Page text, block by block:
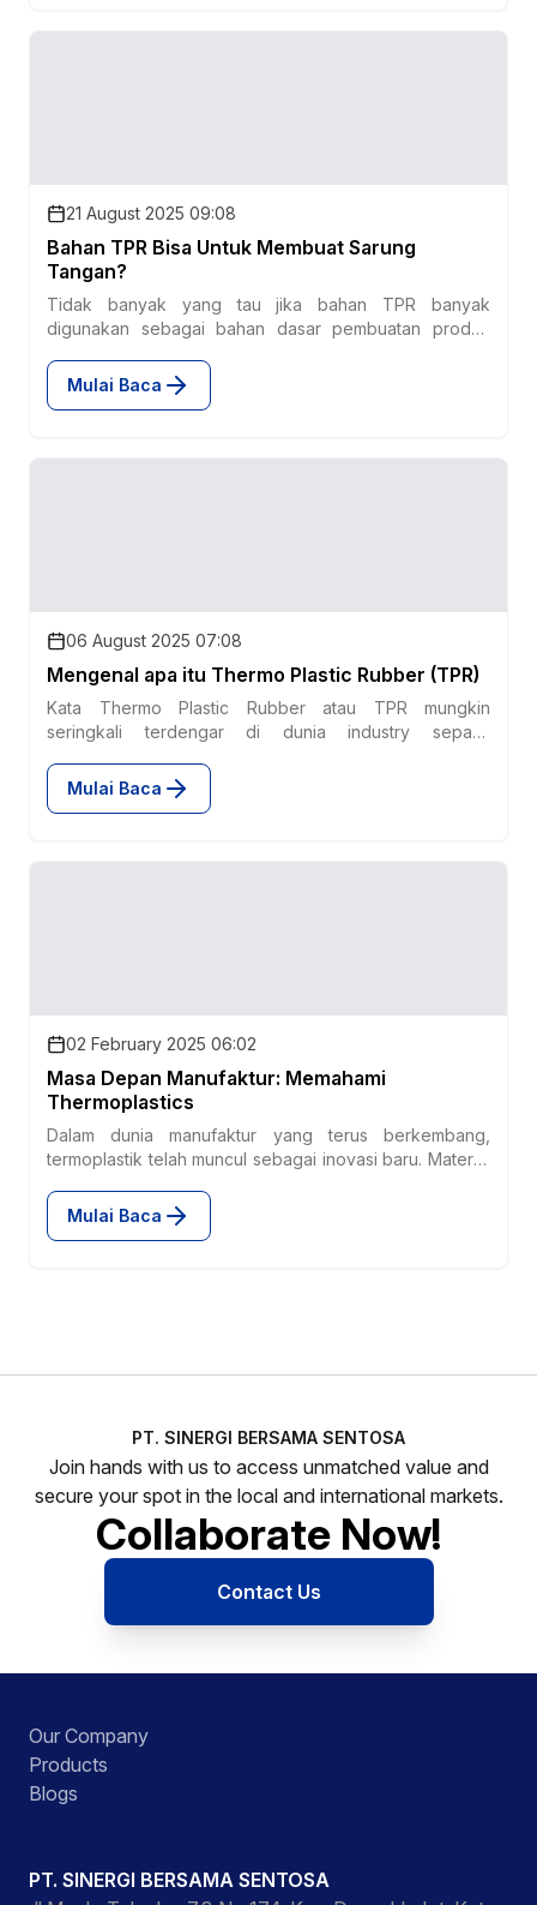
21 August 2025 09:08
Bahan TPR Bisa Untuk Membuat Sarung
Tangan?
Tidak banyak yang tau jika bahan TPR banyak
digunakan sebagai bahan dasar pembuatan produk
keamanan menggunakan bahan TPR? Simak artikel
berikut.
Mulai Baca
06 August 2025 07:08
Mengenal apa itu Thermo Plastic Rubber (TPR)
Kata Thermo Plastic Rubber atau TPR mungkin
seringkali terdengar di dunia industry sepatu.
adalah jenis bahan polimer yang memiliki sifat
termoplastik dan elastomerik. Banyak yang menyangka
Mulai Baca
02 February 2025 06:02
Masa Depan Manufaktur: Memahami
Thermoplastics
Dalam dunia manufaktur yang terus berkembang,
termoplastik telah muncul sebagai inovasi baru. Material
dibentuk, didaur ulang, dan menjadikannya bagian
integral dari berbagai industri, mulai dari otomotif hingga
Mulai Baca
PT. SINERGI BERSAMA SENTOSA
Join hands with us to access unmatched value and
secure your spot in the local and international markets.
Collaborate Now!
Contact Us
PT. SINERGI BERSAMA SENTOSA
Our Company
Products
Blogs